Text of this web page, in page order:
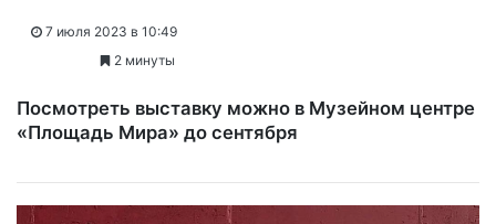
7 июля 2023 в 10:49
2 минуты
Посмотреть выставку можно в Музейном центре
«Площадь Мира» до сентября